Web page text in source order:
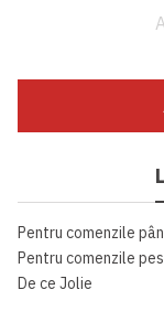
Pentru comenzile
Pentru comenzile
De ce Jolie